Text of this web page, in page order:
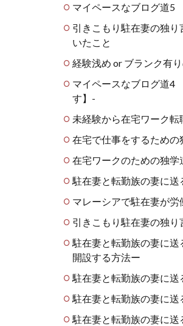
マイペースなブログ道5
引きこもり駐在妻の独
いたこと
経験浅め or ブランク有
マイペースなブログ道4
す】-
未経験から在宅ワーク転
在宅で仕事をするため
在宅ワークのための独
駐在妻と転勤族の妻に
マレーシアで駐在妻が
引きこもり駐在妻の独
駐在妻と転勤族の妻に
開設する方法ー
駐在妻と転勤族の妻に
駐在妻と転勤族の妻に
駐在妻と転勤族の妻に